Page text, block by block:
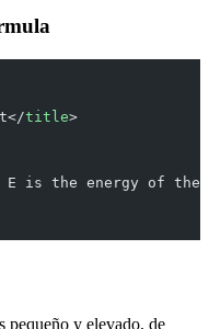
title>
E is the energy of
pequeño y elevado, de